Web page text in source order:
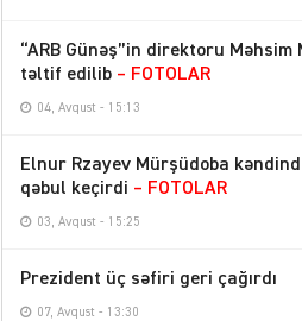
“ARB Günəş”in direktoru Məhsim
təltif edilib – FOTOLAR
04, Avqust - 15:13
Elnur Rzayev Mürşüdoba
qəbul keçirdi – FOTOLAR
03, Avqust - 15:25
Prezident üç səfiri geri çağırdı
07, Avqust - 13:30